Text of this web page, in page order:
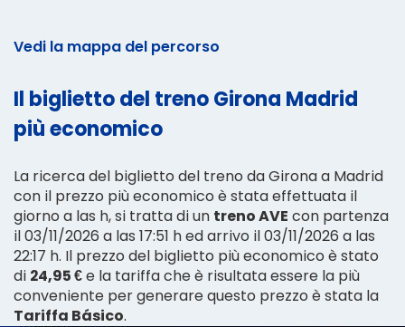
Vedi la mappa del percorso
Il biglietto del treno Girona Madrid
più economico
La ricerca del biglietto del treno da Girona a Madrid
con il prezzo più economico è stata effettuata il
giorno a las h, si tratta di un treno AVE con partenza
il 03/11/2026 a las 17:51 h ed arrivo il 03/11/2026 a las
22:17 h. Il prezzo del biglietto più economico è stato
di 24,95 €e la tariffa che è risultata essere la più
conveniente per generare questo prezzo è stata la
Tariffa Básico.